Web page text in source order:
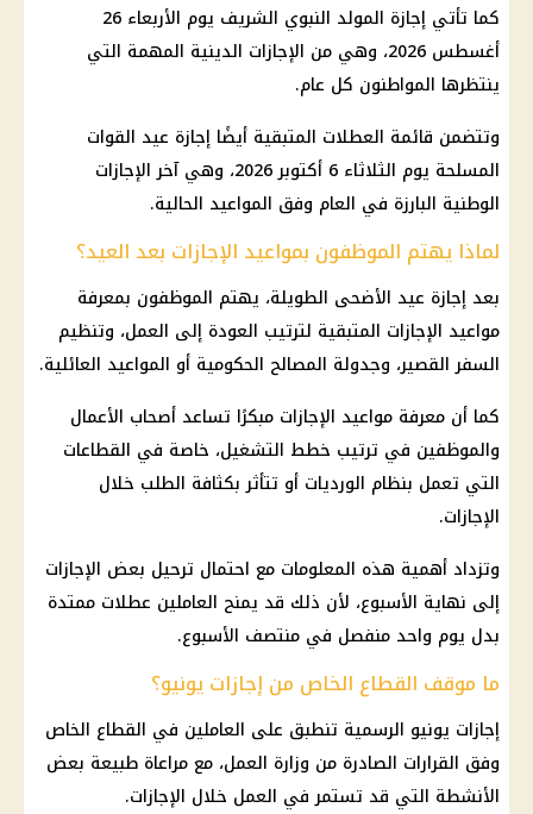
كما تأتي إجازة المولد النبوي الشريف
يوم الأربعاء 26
أغسطس 2026، وهي من
الإجازات الدينية المهمة التي
ينتظرها المواطنون كل عام.
وتتضمن قائمة العطلات المتبقية أيضًا إجازة عيد القوات
المسلحة يوم الثلاثاء 6 أكتوبر 2026، وهي آخر
الإجازات
الوطنية البارزة في العام وفق المواعيد الحالية.
لماذا يهتم الموظفون بمواعيد الإجازات بعد العيد؟
بعد إجازة عيد الأضحى الطويلة، يهتم الموظفون بمعرفة
مواعيد الإجازات المتبقية لترتيب العودة إلى العمل، وتنظيم
السفر القصير، وجدولة المصالح الحكومية أو المواعيد العائلية.
كما أن معرفة مواعيد الإجازات مبكرًا تساعد أصحاب الأعمال
والموظفين في ترتيب خطط التشغيل، خاصة في القطاعات
التي تعمل بنظام الورديات أو تتأثر بكثافة الطلب خلال
الإجازات.
وتزداد أهمية هذه المعلومات مع احتمال ترحيل بعض الإجازات
إلى نهاية الأسبوع، لأن ذلك قد يمنح العاملين عطلات ممتدة
بدل يوم واحد منفصل في منتصف الأسبوع.
ما موقف القطاع الخاص من إجازات يونيو؟
إجازات يونيو الرسمية تنطبق على العاملين في القطاع الخاص
وفق القرارات الصادرة من وزارة العمل، مع مراعاة طبيعة بعض
الأنشطة التي قد تستمر في العمل خلال الإجازات.